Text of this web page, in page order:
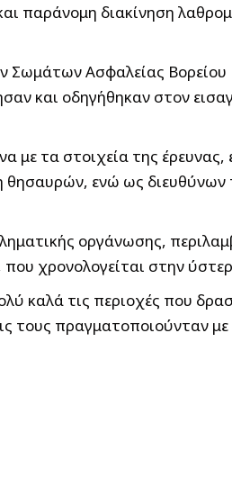
παράνομη διακίνηση
Ασφαλείας
και οδηγήθηκαν στον
τα στοιχεία της έρευνας,
θησαυρών, ενώ ως
οργάνωσης,
χρονολογείται στην
καλά τις περιοχές που
τους πραγματοποιούνταν